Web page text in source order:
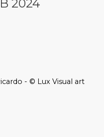
2024
- © Lux Visual art